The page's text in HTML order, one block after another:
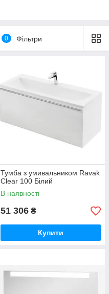
0 Фільтри
Тумба з умивальником Ravak
Clear 100 Білий
В наявності
51 306 ₴
Купити